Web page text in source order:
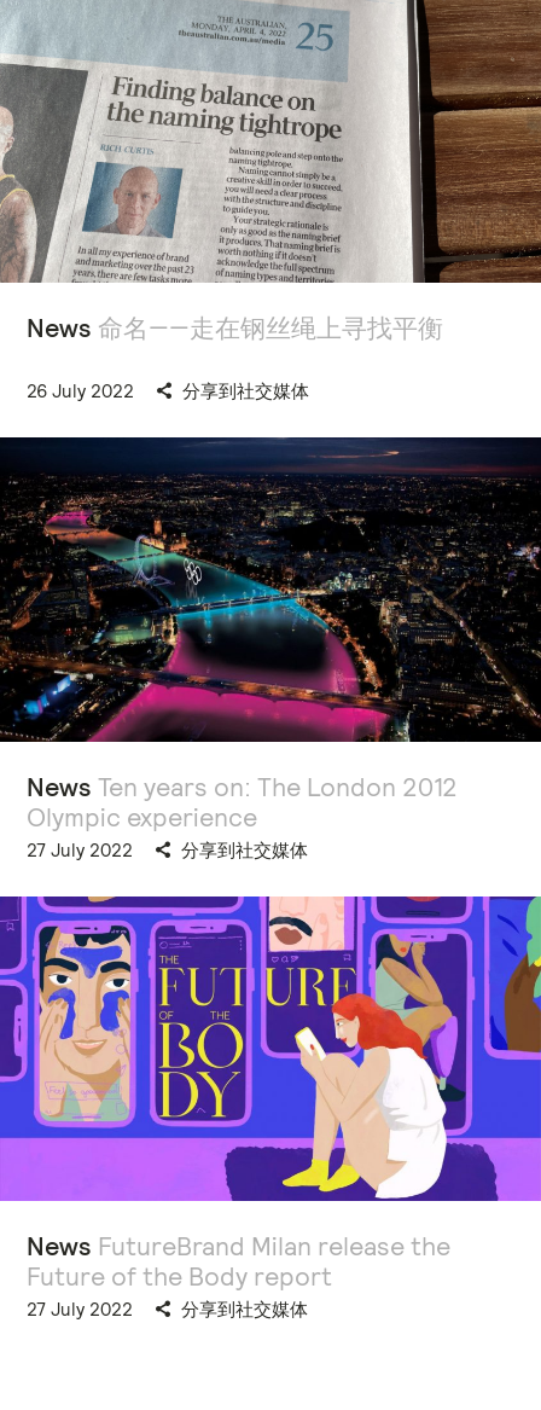
News 命名——走在钢丝绳上寻找平衡
26 July 2022 分享到社交媒体
News Ten years on: The London 2012
Olympic experience
27 July 2022 分享到社交媒体
News FutureBrand Milan release the
Future of the Body report
27 July 2022 分享到社交媒体